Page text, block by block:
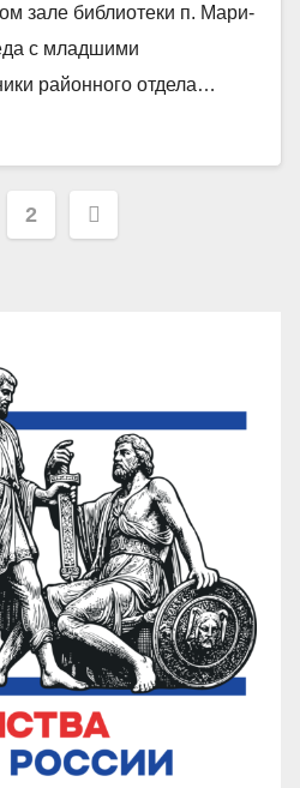
зале библиотеки п. Мари-
с младшими
районного отдела…
2